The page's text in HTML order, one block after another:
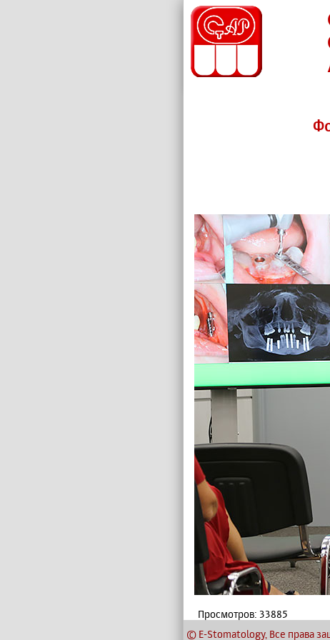
Просмотров: 33885
© E-Stomatology, Все права